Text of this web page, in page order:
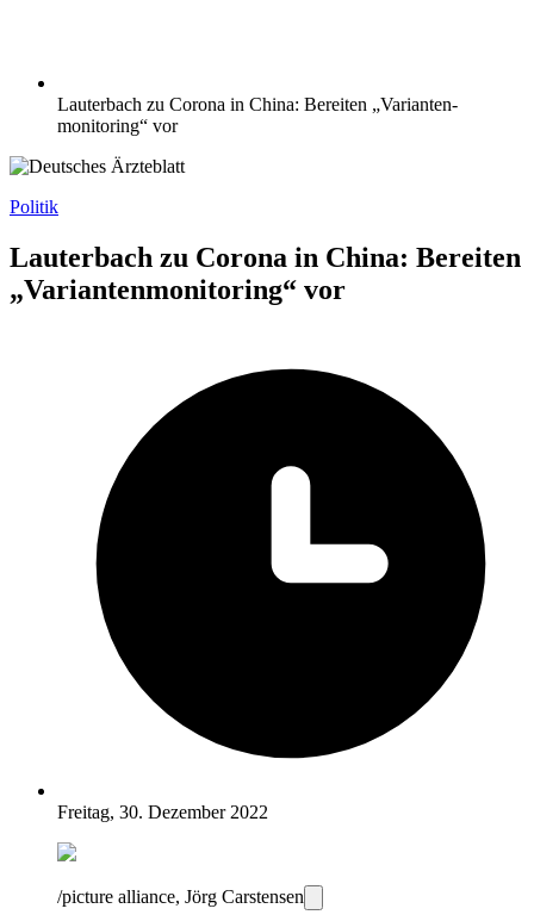
Lauterbach zu Corona in China: Bereiten „Varianten­
monitoring“ vor
Politik
Lauterbach zu Corona in China: Bereiten
„Varianten­monitoring“ vor
Freitag, 30. Dezember 2022
/picture alliance, Jörg Carstensen